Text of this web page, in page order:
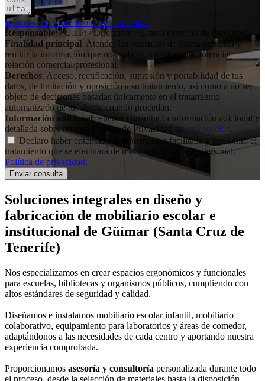
Información sobre Protección de Datos
Responsable: / C.I.F: / Dirección: / E-mail ejercicio de derechos:
Finalidad principal: Atender las consultas de forma personal y
remitir la información que nos solicita. Gestionar la potencial
relación comercial/profesional.
Derechos: Acceso, rectificación, supresión y portabilidad de tus
datos, de limitación y oposición a su tratamiento, así como a no ser
objeto de decisiones basadas únicamente en el tratamiento
automatizado de tus datos, cuando procedan.
Información adicional: Puedes consultar la información adicional y
detallada sobre nuestra Política de Privacidad en esta sección.
Declaro haber entendido la información facilitada y consiento el
tratamiento que se efectuará de mis datos de carácter personal.
Política de privacidad.
Soluciones integrales en diseño y
fabricación de mobiliario escolar e
institucional de Güímar (Santa Cruz de
Tenerife)
Nos especializamos en crear espacios ergonómicos y funcionales
para escuelas, bibliotecas y organismos públicos, cumpliendo con
altos estándares de seguridad y calidad.
Diseñamos e instalamos mobiliario escolar infantil, mobiliario
colaborativo, equipamiento para laboratorios y áreas de comedor,
adaptándonos a las necesidades de cada centro y aportando nuestra
experiencia comprobada.
Proporcionamos asesoría y consultoría personalizada durante todo
el proceso, desde la selección de materiales hasta la disposición